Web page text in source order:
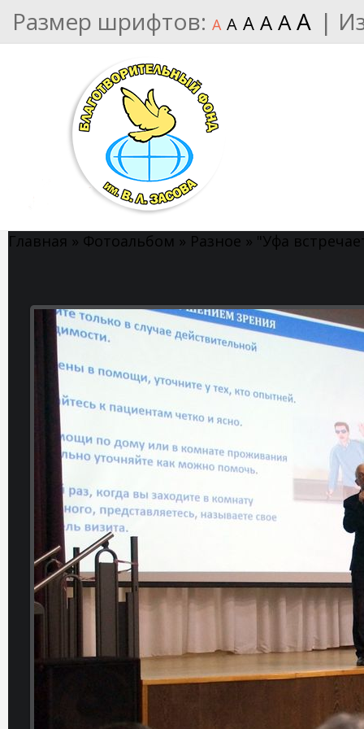
Размер шрифтов: A A A A AA |
Главная » Фотоальбом » Разное » "Уфа